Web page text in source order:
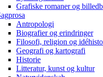
Grafiske romaner og
Antropologi
Biografier og erindringer
Filosofi, religion og
Geografi og kartografi
Historie
Litteratur, kunst og kultur